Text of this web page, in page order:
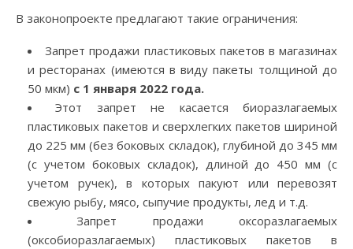
В законопроекте предлагают такие ограничения:
Запрет продажи пластиковых пакетов в магазинах
и ресторанах (имеются в виду пакеты толщиной до
50 мкм) с 1 января 2022 года.
Этот запрет не касается биоразлагаемых
пластиковых пакетов и сверхлегких пакетов шириной
до 225 мм (без боковых складок), глубиной до 345 мм
(с учетом боковых складок), длиной до 450 мм (с
учетом ручек), в которых пакуют или перевозят
свежую рыбу, мясо, сыпучие продукты, лед и т.д.
Запрет продажи оксоразлагаемых
(оксобиоразлагаемых) пластиковых пакетов в